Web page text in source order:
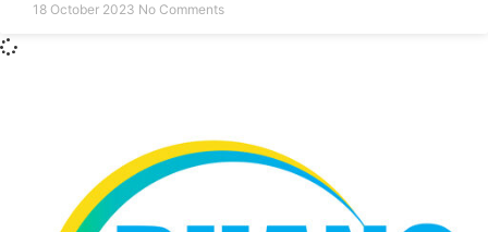
18 October 2023 No Comments